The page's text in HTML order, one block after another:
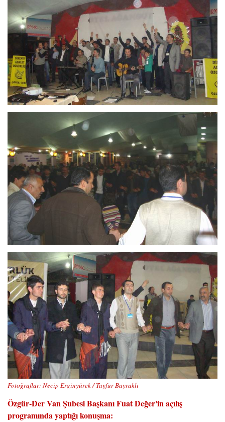
Fotoğraflar: Necip Erginyürek / Tayfur Bayraklı
Özgür-Der Van Şubesi Başkanı Fuat Değer'in açılış
programında yaptığı konuşma: